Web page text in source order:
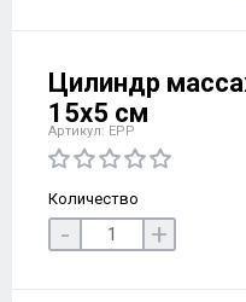
Цилиндр
15х5 см
Артикул: EPP
Количество
- +